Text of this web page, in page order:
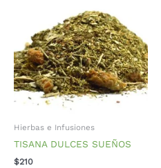
Hierbas e Infusiones
TISANA DULCES SUEÑOS
$210